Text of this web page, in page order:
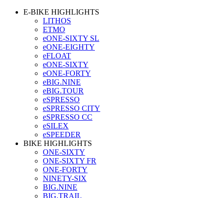
E-BIKE HIGHLIGHTS
LITHOS
ETMO
eONE-SIXTY SL
eONE-EIGHTY
eFLOAT
eONE-SIXTY
eONE-FORTY
eBIG.NINE
eBIG.TOUR
eSPRESSO
eSPRESSO CITY
eSPRESSO CC
eSILEX
eSPEEDER
BIKE HIGHLIGHTS
ONE-SIXTY
ONE-SIXTY FR
ONE-FORTY
NINETY-SIX
BIG.NINE
BIG.TRAIL